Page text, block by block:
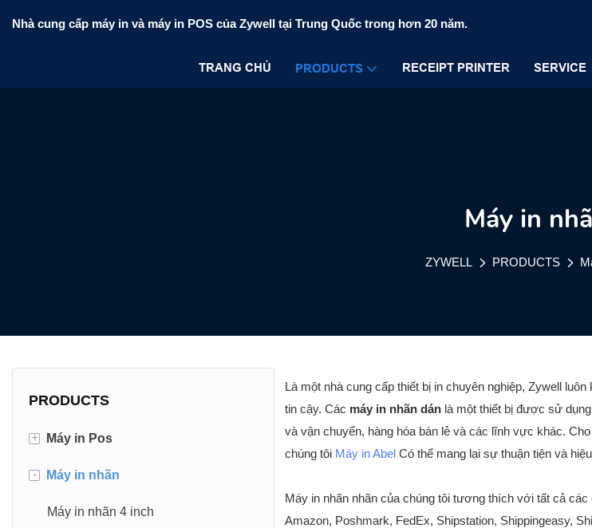
Nhà cung cấp máy in và máy in POS của Zywell tại Trung Quốc trong hơn 20 năm.
TRANG CHỦ PRODUCTS RECEIPT PRINTER SERVICE
Máy in
ZYWELL PRODUCTS
PRODUCTS
+ Máy in Pos
Máy in biên lai 80mm
Máy in biên lai 58mm
- Máy in nhãn
Máy in nhãn 4 inch
Là một nhà cung cấp thiết bị in chuyên nghiệp, Zywell
tin cậy. Các máy in nhãn dán là một thiết bị được sử
và vận chuyển, hàng hóa bán lẻ và các lĩnh vực khác.
chúng tôi Máy in Abel Có thể mang lại sự thuận tiện và
Máy in nhãn nhãn của chúng tôi tương thích với tất cả
Amazon, Poshmark, FedEx, Shipstation, Shippingeasy,